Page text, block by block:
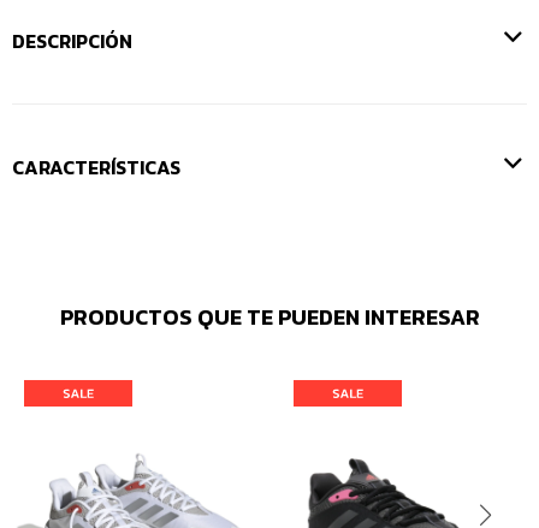
DESCRIPCIÓN
CARACTERÍSTICAS
PRODUCTOS QUE TE PUEDEN INTERESAR